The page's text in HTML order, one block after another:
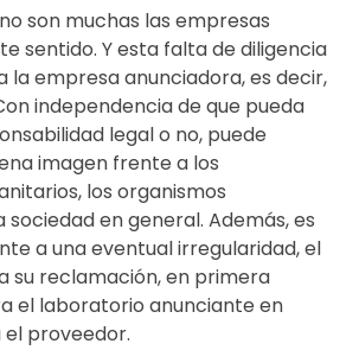
son muchas las empresas
sentido. Y esta falta de diligencia
la empresa anunciadora, es decir,
independencia de que pueda
legal o no, puede
imagen frente a los
los organismos
sociedad en general. Además, es
a una eventual irregularidad, el
su reclamación, en primera
el laboratorio anunciante en
proveedor.